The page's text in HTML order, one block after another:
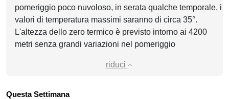
pomeriggio poco nuvoloso, in serata qualche temporale, i
valori di temperatura massimi saranno di circa 35°.
L'altezza dello zero termico è previsto intorno ai 4200
metri senza grandi variazioni nel pomeriggio
riduci
Questa Settimana